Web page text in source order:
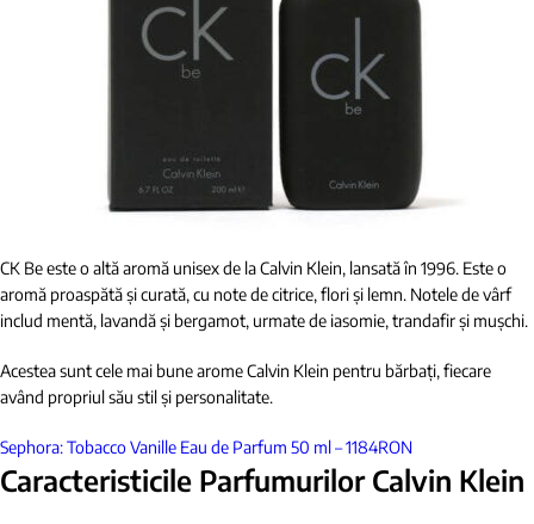
CK Be este o altă aromă unisex de la Calvin Klein, lansată în 1996. Este o
aromă proaspătă și curată, cu note de citrice, flori și lemn. Notele de vârf
includ mentă, lavandă și bergamot, urmate de iasomie, trandafir și mușchi.
Acestea sunt cele mai bune arome Calvin Klein pentru bărbați, fiecare
având propriul său stil și personalitate.
Sephora: Tobacco Vanille Eau de Parfum 50 ml – 1184RON
Caracteristicile Parfumurilor Calvin Klein